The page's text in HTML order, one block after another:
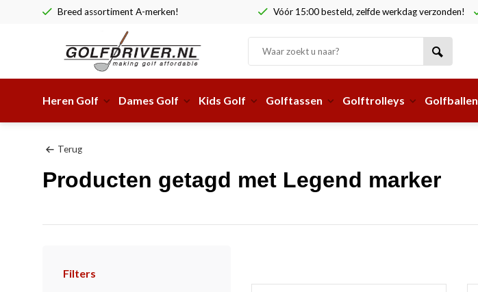
Breed assortiment A-merken! Vóór 15:00 besteld, zelfde werkdag verzonden!
Heren Golf Dames Golf Kids Golf Golftassen Golftrolleys Golfballen
Terug
Producten getagd met Legend marker
Filters